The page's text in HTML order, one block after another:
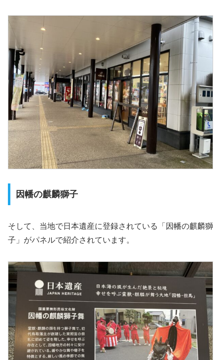
因幡の麒麟獅子
そして、当地で日本遺産に登録されている「因幡の麒麟獅
子」がパネルで紹介されています。